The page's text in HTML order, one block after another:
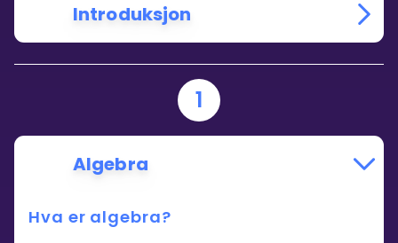
Introduksjon
1
Algebra
Hva er algebra?